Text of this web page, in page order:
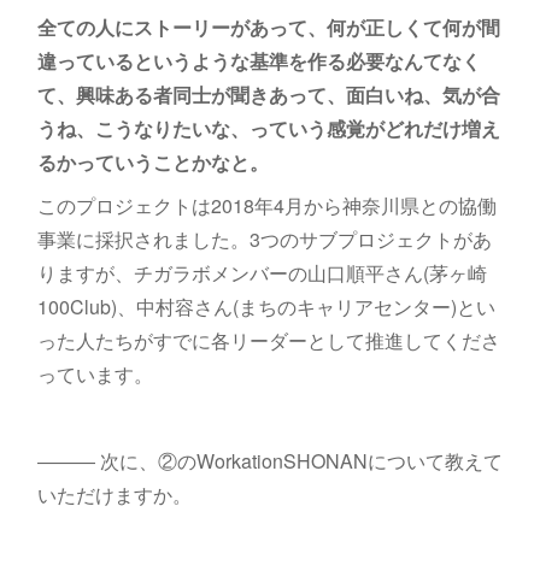
全ての人にストーリーがあって、何が正しくて何が間
違っているというような基準を作る必要なんてなく
て、興味ある者同士が聞きあって、面白いね、気が合
うね、こうなりたいな、っていう感覚がどれだけ増え
るかっていうことかなと。
このプロジェクトは2018年4月から神奈川県との協働
事業に採択されました。3つのサブプロジェクトがあ
りますが、チガラボメンバーの山口順平さん(茅ヶ崎
100Club)、中村容さん(まちのキャリアセンター)とい
った人たちがすでに各リーダーとして推進してくださ
っています。
――― 次に、②のWorkationSHONANについて教えて
いただけますか。